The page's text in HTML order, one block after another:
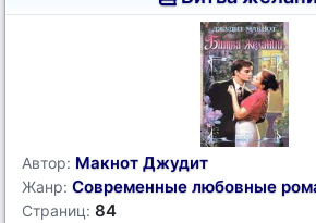
Автор: Макнот Джудит
Жанр: Современные любовные
Страниц: 84